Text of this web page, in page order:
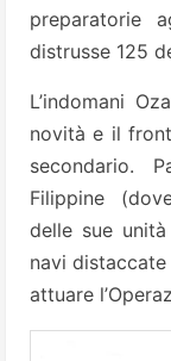
preparatorie
distrusse 125
L’indomani
novità e il
secondario.
Filippine
delle sue
navi
attuare